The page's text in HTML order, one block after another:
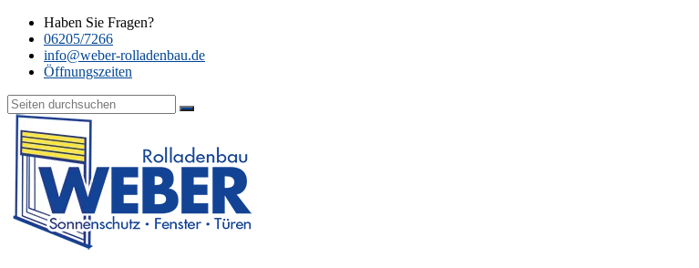
Haben Sie Fragen?
06205/7266
info@weber-rolladenbau.de
Öffnungszeiten